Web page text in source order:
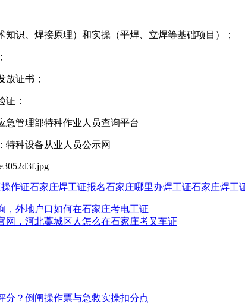
知识、焊接原理）和‌实操‌（平焊、立焊等基础项目）；
放证书；
证：
急管理部特种作业人员查询平台
种设备从业人员公示网
作证石家庄焊工证报名石家庄哪里办焊工证石家庄焊工
，外地户口如何在石家庄考电工证
网，河北藁城区人怎么在石家庄考叉车证